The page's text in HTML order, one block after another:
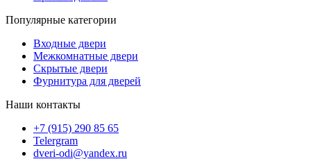
Популярные категории
Входные двери
Межкомнатные двери
Скрытые двери
Фурнитура для дверей
Наши контакты
+7 (915) 290 85 65
Telergram
dveri-odi@yandex.ru